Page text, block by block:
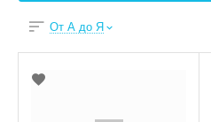
От А до Я